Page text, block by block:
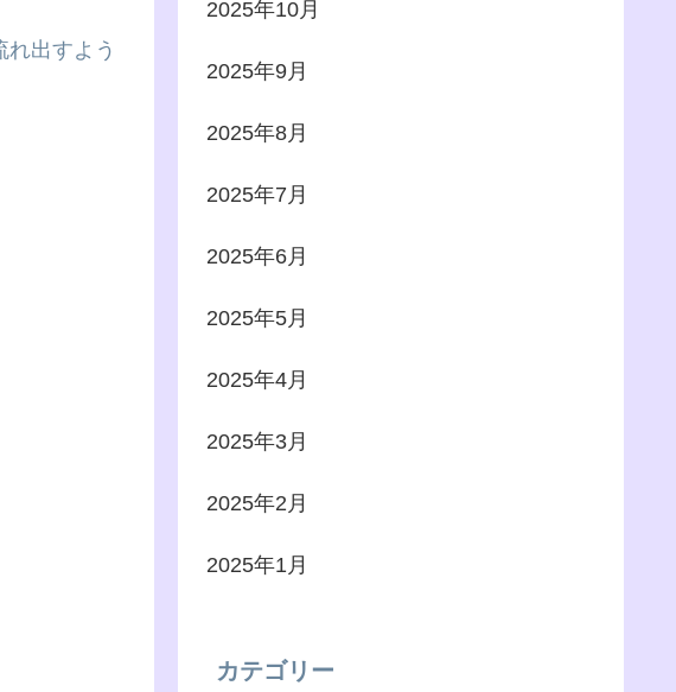
れ出すよう
2025年10月
2025年9月
2025年8月
2025年7月
2025年6月
2025年5月
2025年4月
2025年3月
2025年2月
2025年1月
カテゴリー